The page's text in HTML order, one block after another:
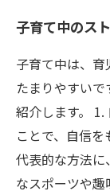
子育て中のス
子育て中は、
たまりやすい
紹介します。
ことで、自信を
代表的な方法に
なスポーツや趣